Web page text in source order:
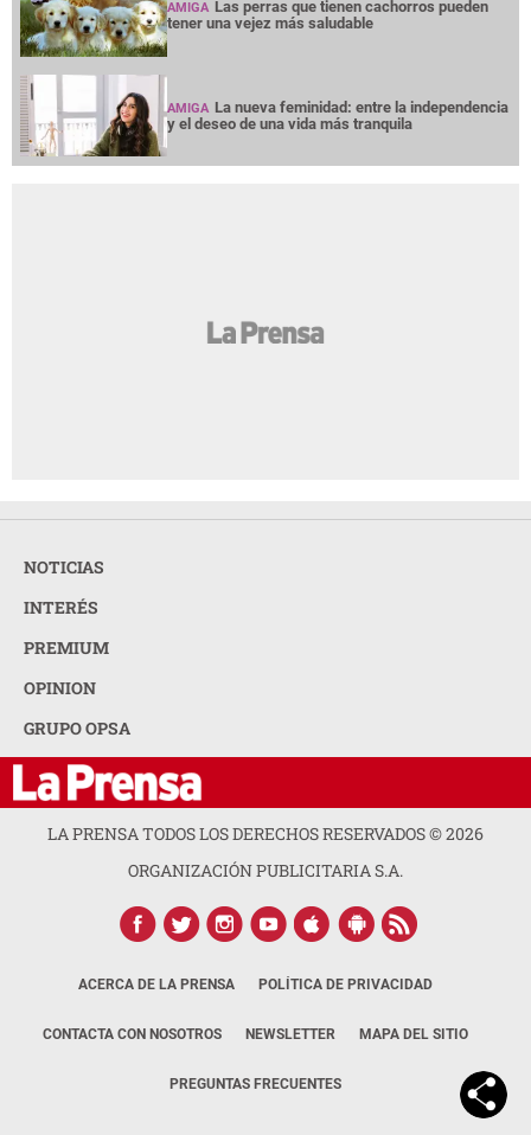
AMIGA Las perras que tienen cachorros pueden
tener una vejez más saludable
AMIGA La nueva feminidad: entre la independencia
y el deseo de una vida más tranquila
NOTICIAS
INTERÉS
PREMIUM
OPINION
GRUPO OPSA
LA PRENSA TODOS LOS DERECHOS RESERVADOS ©2026
ORGANIZACIÓN PUBLICITARIA S.A.
ACERCA DE LA PRENSA POLÍTICA DE PRIVACIDAD
CONTACTA CON NOSOTROS NEWSLETTER MAPA DEL SITIO
PREGUNTAS FRECUENTES